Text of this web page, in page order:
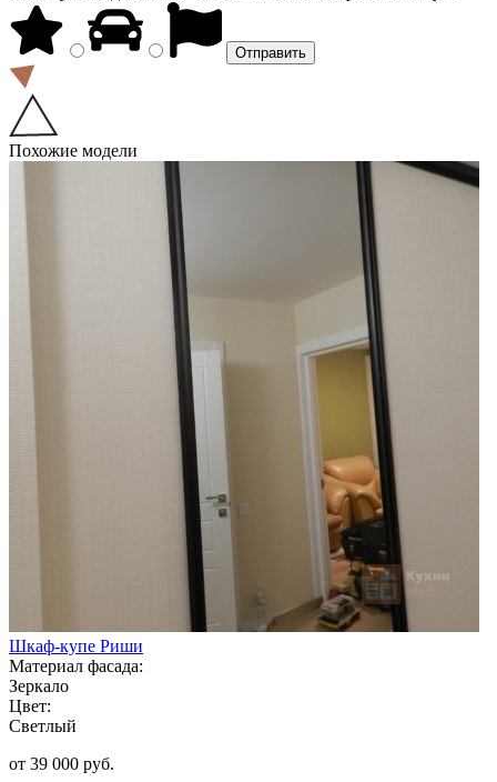
Похожие модели
Шкаф-купе Риши
Материал фасада:
Зеркало
Цвет:
Светлый
от 39 000 руб.